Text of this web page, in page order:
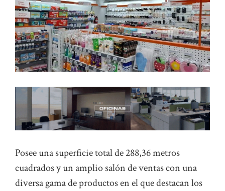
Posee una superficie total de 288,36 metros
cuadrados y un amplio salón de ventas con una
diversa gama de productos en el que destacan los